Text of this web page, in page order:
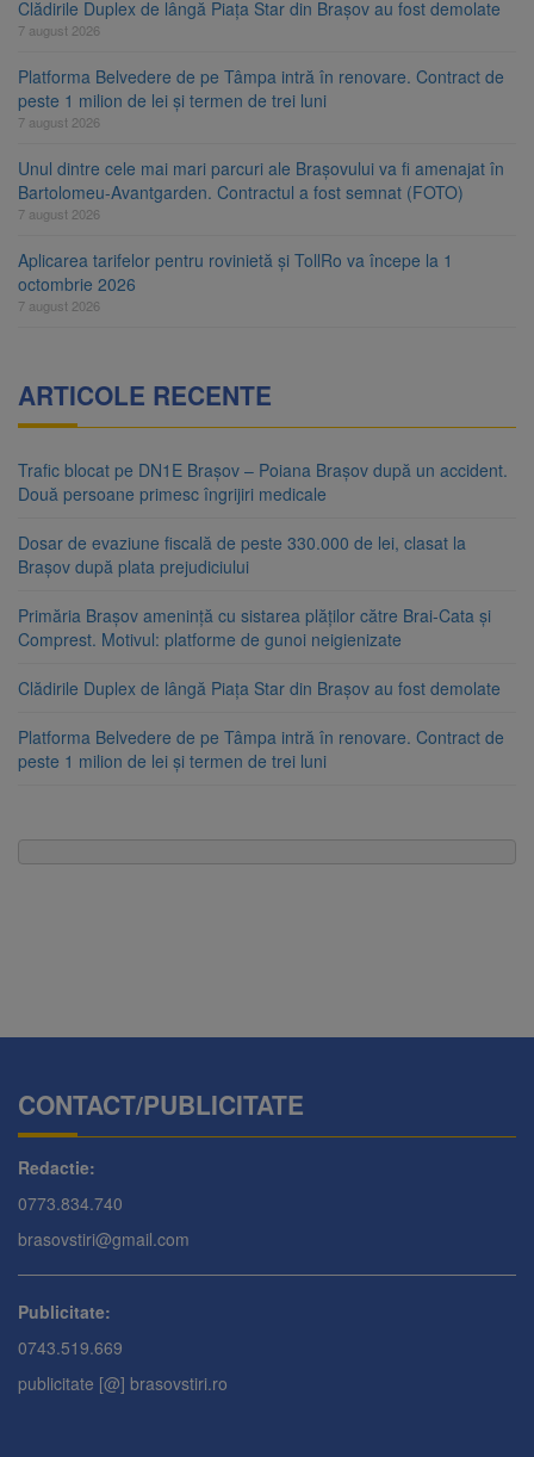
Clădirile Duplex de lângă Piața Star din Brașov au fost demolate
7 august 2026
Platforma Belvedere de pe Tâmpa intră în renovare. Contract de
peste 1 milion de lei și termen de trei luni
7 august 2026
Unul dintre cele mai mari parcuri ale Brașovului va fi amenajat în
Bartolomeu-Avantgarden. Contractul a fost semnat (FOTO)
7 august 2026
Aplicarea tarifelor pentru rovinietă și TollRo va începe la 1
octombrie 2026
7 august 2026
ARTICOLE RECENTE
Trafic blocat pe DN1E Brașov – Poiana Brașov după un accident.
Două persoane primesc îngrijiri medicale
Dosar de evaziune fiscală de peste 330.000 de lei, clasat la
Brașov după plata prejudiciului
Primăria Brașov amenință cu sistarea plăților către Brai-Cata și
Comprest. Motivul: platforme de gunoi neigienizate
Clădirile Duplex de lângă Piața Star din Brașov au fost demolate
Platforma Belvedere de pe Tâmpa intră în renovare. Contract de
peste 1 milion de lei și termen de trei luni
CONTACT/PUBLICITATE
Redactie:
0773.834.740
brasovstiri@gmail.com
Publicitate:
0743.519.669
publicitate [@] brasovstiri.ro